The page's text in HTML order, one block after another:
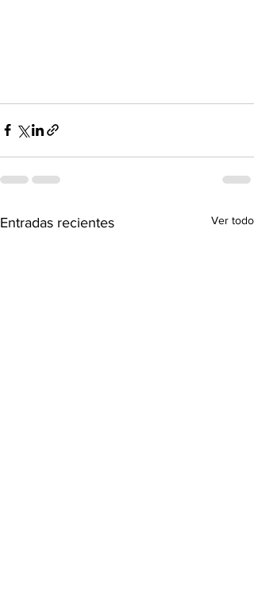
Entradas recientes Ver todo